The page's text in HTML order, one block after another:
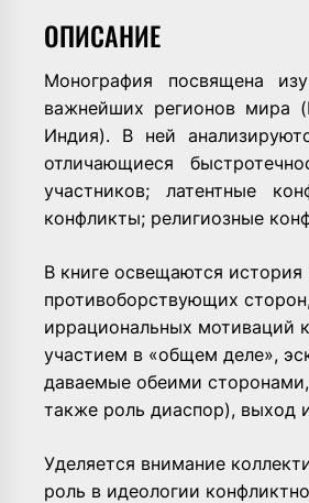
ОПИСАНИЕ
Монография посвящена
важнейших регионов мира
Индия). В ней
отличающиеся
участников; латентные
конфликты; религиозные
В книге освещаются
противоборствующих
иррациональных мотиваций
участием в «общем деле»,
даваемые обеими
также роль диаспор), выход
Уделяется внимание
роль в идеологии